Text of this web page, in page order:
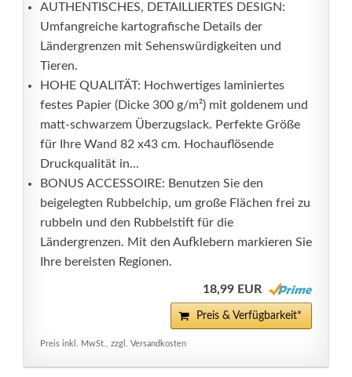
AUTHENTISCHES, DETAILLIERTES DESIGN:
Umfangreiche kartografische Details der
Ländergrenzen mit Sehenswürdigkeiten und
Tieren.
HOHE QUALITÄT: Hochwertiges laminiertes
festes Papier (Dicke 300 g/m²) mit goldenem und
matt-schwarzem Überzugslack. Perfekte Größe
für Ihre Wand 82 x43 cm. Hochauflösende
Druckqualität in...
BONUS ACCESSOIRE: Benutzen Sie den
beigelegten Rubbelchip, um große Flächen frei zu
rubbeln und den Rubbelstift für die
Ländergrenzen. Mit den Aufklebern markieren Sie
Ihre bereisten Regionen.
18,99 EUR
Preis & Verfügbarkeit*
Preis inkl. MwSt., zzgl. Versandkosten